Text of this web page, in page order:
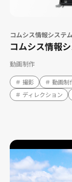
コムシス情報システ
コムシス情報
動画制作
＃ 撮影 ＃ 動画制
＃ ディレクション